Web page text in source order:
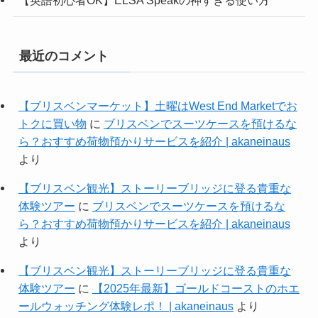
最近のコメント
【ブリスベンマーケット】土曜はWest End Marketでお
トクに買い物 に ブリスベンでスーツケースを預けるな
ら？おすすめ荷物預かりサービスを紹介 | akaneinaus
より
【ブリスベン観光】ストーリーブリッジに登る貴重な
体験ツアー に ブリスベンでスーツケースを預けるな
ら？おすすめ荷物預かりサービスを紹介 | akaneinaus
より
【ブリスベン観光】ストーリーブリッジに登る貴重な
体験ツアー に
【2025年最新】ゴールドコーストのホエ
ールウォッチング体験レポ！ | akaneinausより